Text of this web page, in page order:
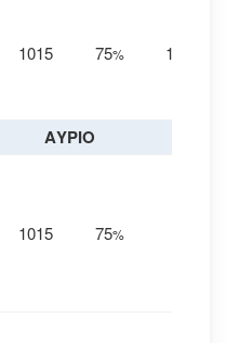
1015 75% 14
ΑΥΡΙΟ
1015 75%